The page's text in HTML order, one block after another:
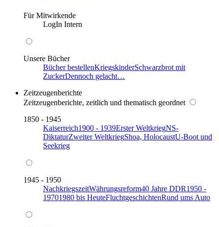
Für Mitwirkende
LogIn Intern
Unsere Bücher
Bücher bestellenKriegskinderSchwarzbrot mit
ZuckerDennoch gelacht…
Zeitzeugenberichte
Zeitzeugenberichte, zeitlich und thematisch geordnet
1850 - 1945
Kaiserreich1900 - 1939Erster WeltkriegNS-
DiktaturZweiter WeltkriegShoa, HolocaustU-Boot und
Seekrieg
1945 - 1950
NachkriegszeitWährungsreform40 Jahre DDR1950 -
19701980 bis HeuteFluchtgeschichtenRund ums Auto